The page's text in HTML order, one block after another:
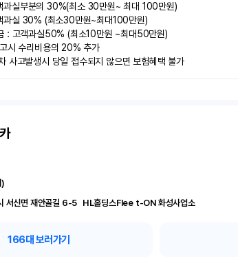
과실부분의 30%(최소 30만원~ 최대 100만원)
과실 30% (최소30만원~최대100만원)
: 고객과실50% (최소10만원 ~최대50만원)
시 수리비용의 20% 추가
사고발생시 당일 접수되지 않으면 보험혜택 불가
)
경기 화성시 서신면 재안골길 6-5	 HL홀딩스Flee t-ON 화성사업소
166대 보러가기